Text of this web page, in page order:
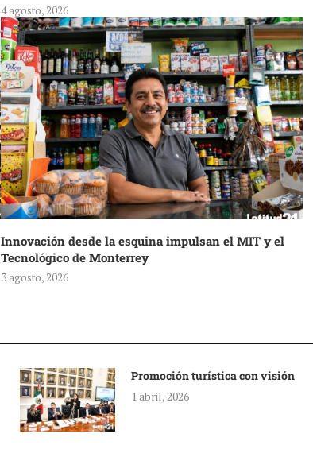
4 agosto, 2026
Innovación desde la esquina impulsan el MIT y el
Tecnológico de Monterrey
3 agosto, 2026
Promoción turística con visión
1 abril, 2026